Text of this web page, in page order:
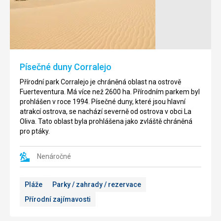
Písečné duny Corralejo
Přírodní park Corralejo je chráněná oblast na ostrově
Fuerteventura. Má více než 2600 ha. Přírodním parkem byl
prohlášen v roce 1994. Písečné duny, které jsou hlavní
atrakcí ostrova, se nachází severně od ostrova v obci La
Oliva. Tato oblast byla prohlášena jako zvláště chráněná
pro ptáky.
Nenáročné
Pláže
Parky / zahrady / rezervace
Přírodní zajímavosti
Pláž
skládá
světlého
části
kmenů.
Esquinzo
turistické
které
de
de
světlá
písčitá
prosetá
oblázky.
ideální
místo
protože